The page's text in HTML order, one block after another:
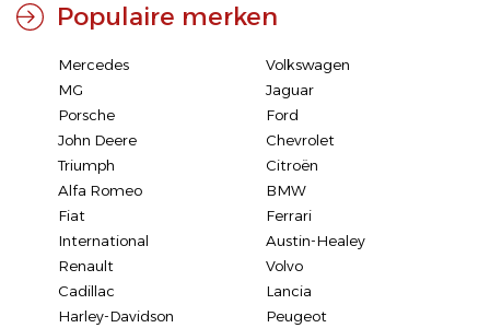
Populaire merken
Mercedes
Volkswagen
MG
Jaguar
Porsche
Ford
John Deere
Chevrolet
Triumph
Citroën
Alfa Romeo
BMW
Fiat
Ferrari
International
Austin-Healey
Renault
Volvo
Cadillac
Lancia
Harley-Davidson
Peugeot